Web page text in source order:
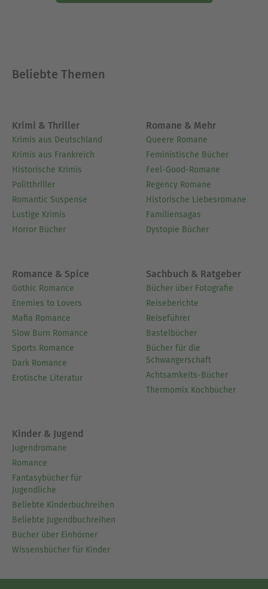
Beliebte Themen
Krimi & Thriller
Krimis aus Deutschland
Krimis aus Frankreich
Historische Krimis
Politthriller
Romantic Suspense
Lustige Krimis
Horror Bücher
Romane & Mehr
Queere Romane
Feministische Bücher
Feel-Good-Romane
Regency Romane
Historische Liebesromane
Familiensagas
Dystopie Bücher
Romance & Spice
Gothic Romance
Enemies to Lovers
Mafia Romance
Slow Burn Romance
Sports Romance
Dark Romance
Erotische Literatur
Sachbuch & Ratgeber
Bücher über Fotografie
Reiseberichte
Reiseführer
Bastelbücher
Bücher für die
Schwangerschaft
Achtsamkeits-Bücher
Thermomix Kochbücher
Kinder & Jugend
Jugendromane
Romance
Fantasybücher für
Jugendliche
Beliebte Kinderbuchreihen
Beliebte Jugendbuchreihen
Bücher über Einhörner
Wissensbücher für Kinder